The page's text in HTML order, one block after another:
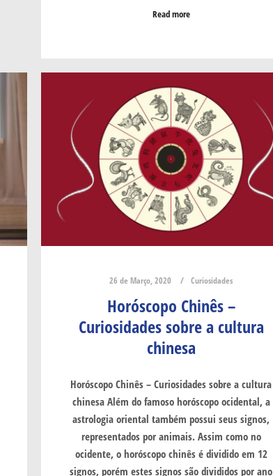
Read more
26 de Março, 2020 Curiosidades
Horóscopo Chinês –
Curiosidades sobre a cultura
chinesa
Horóscopo Chinês – Curiosidades sobre a cultura
chinesa Além do famoso horóscopo ocidental, a
astrologia oriental também possui seus signos,
representados por animais. Assim como no
ocidente, o horóscopo chinês é dividido em 12
signos, porém estes signos são divididos por ano